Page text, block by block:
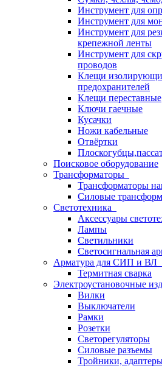
Инструмент для
Инструмент для
Инструмент для
крепежной ленты
Инструмент для
проводов
Клещи
предохранителей
Клещи переставные
Ключи гаечные
Кусачки
Ножи кабельные
Отвёртки
Поисковое оборудование
Трансформаторы
Трансформаторы
Силовые
Светотехника
Аксессуары
Лампы
Светильники
Светосигнальная
Арматура для СИП и ВЛ
Термитная сварка
Электроустановочные
Вилки
Выключатели
Рамки
Розетки
Светорегуляторы
Силовые разъемы
Тройники,